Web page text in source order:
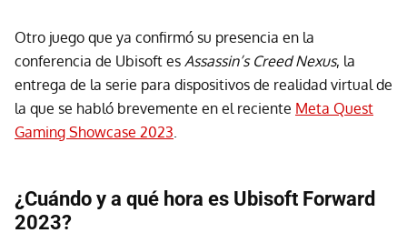
Otro juego que ya confirmó su presencia en la
conferencia de Ubisoft es Assassin’s Creed Nexus, la
entrega de la serie para dispositivos de realidad virtual de
la que se habló brevemente en el reciente Meta Quest
Gaming Showcase 2023
¿Cuándo y a qué hora es Ubisoft Forward
2023?